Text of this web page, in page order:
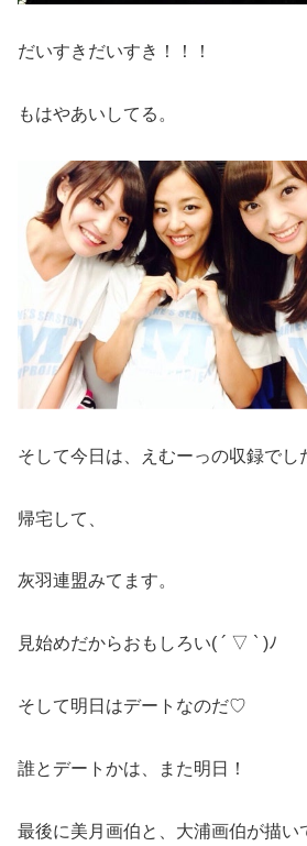
だいすきだいすき！！！
もはやあいしてる。
そして今日は、えむーっの収録でし
帰宅して、
灰羽連盟みてます。
見始めだからおもしろい( ´ ▽ ` )ﾉ
そして明日はデートなのだ♡
誰とデートかは、また明日！
最後に美月画伯と、大浦画伯が描い